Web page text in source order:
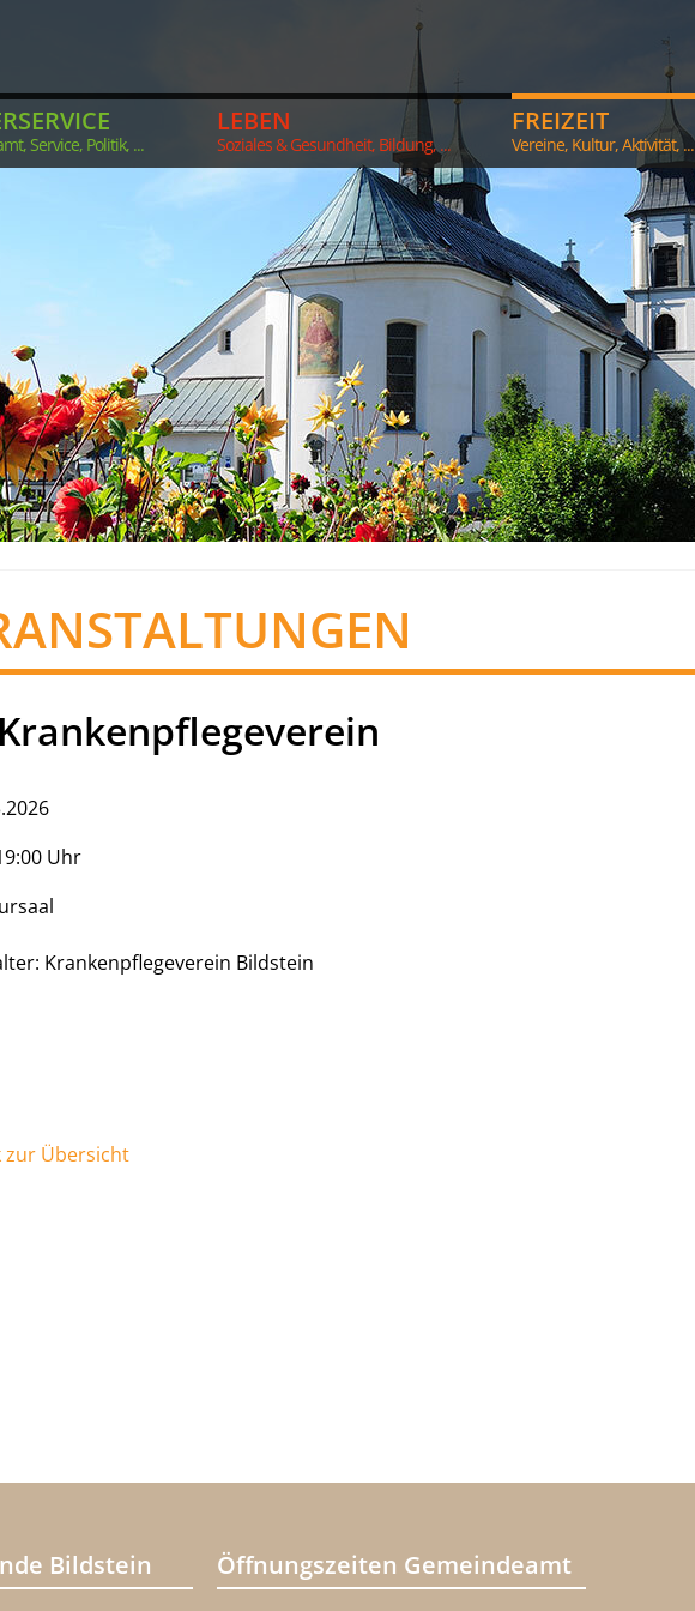
Service, Politik, ...
LEBEN
Soziales & Gesundheit, Bildung, ...
FREIZEIT
Vereine, Kultur, Aktivität, ...
Uhr
Krankenpflegeverein Bildstein
zur Übersicht
Bildstein Öffnungszeiten Gemeindeamt